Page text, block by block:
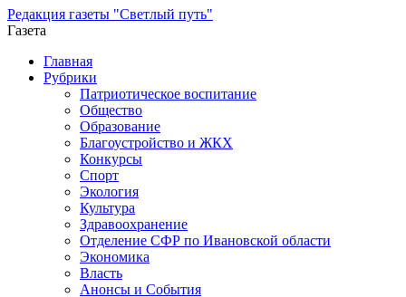
Редакция газеты "Светлый путь"
Газета
Промотать
содержимому
Главная
Рубрики
Патриотическое воспитание
Общество
Образование
Благоустройство и ЖКХ
Конкурсы
Спорт
Экология
Культура
Здравоохранение
Отделение СФР по Ивановской области
Экономика
Власть
Анонсы и События